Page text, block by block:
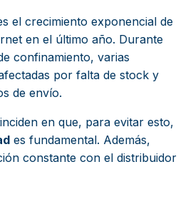
el crecimiento exponencial de
en el último año. Durante
confinamiento, varias
por falta de stock y
de envío.
en que, para evitar esto,
es fundamental. Además,
constante con el distribuidor